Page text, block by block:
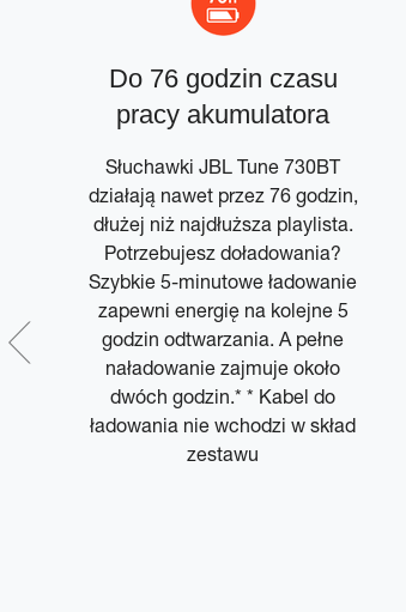
Do 76 godzin czasu
pracy akumulatora
Słuchawki JBL Tune 730BT
działają nawet przez 76 godzin,
dłużej niż najdłuższa playlista.
Potrzebujesz doładowania?
Szybkie 5-minutowe ładowanie
zapewni energię na kolejne 5
godzin odtwarzania. A pełne
naładowanie zajmuje około
dwóch godzin.* * Kabel do
ładowania nie wchodzi w skład
zestawu